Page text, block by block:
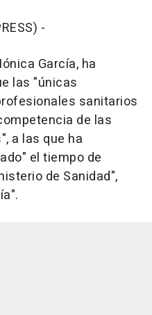
-
García, ha
las "únicas
sanitarios
de las
a las que ha
el tiempo de
de Sanidad",